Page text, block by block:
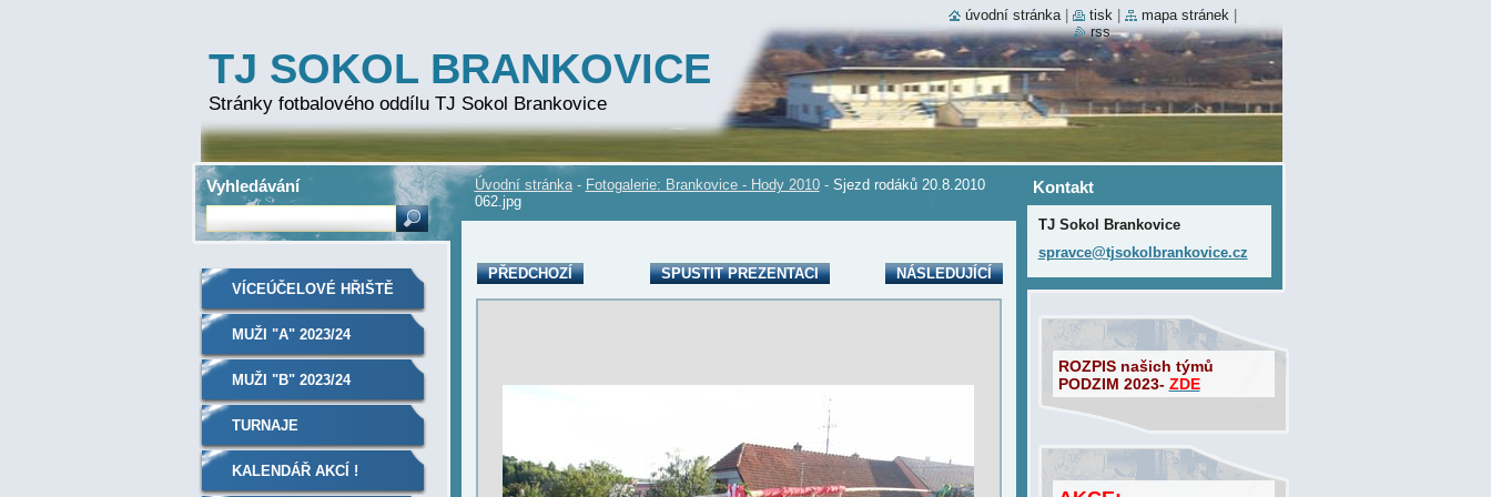
TJ SOKOL BRANKOVICE
Stránky fotbalového oddílu TJ Sokol Brankovice
Úvodní stránka - Fotogalerie: Brankovice - Hody 2010 - Sjezd rodáků 20.8.2010
062.jpg
PŘEDCHOZÍ SPUSTIT PREZENTACI
NÁSLEDUJÍCÍ
VÍCEÚČELOVÉ HŘIŠTĚ
MUŽI "A" 2023/24
MUŽI "B" 2023/24
TURNAJE
KALENDÁŘ AKCÍ !
Kontakt
TJ Sokol Brankovice
spravce@tjsokolbrankovice.cz
ROZPIS našich týmů
PODZIM 2023- ZDE
Vyhledávání
úvodní stránka tisk mapa stránek
rss